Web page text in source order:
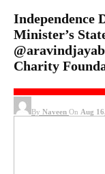
Independence
Minister’s
Charity
By Naveen On Aug